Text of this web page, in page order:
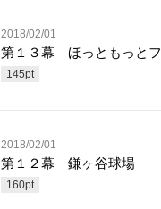
2018/02/01
第１３幕 ほっともっと
145pt
2018/02/01
第１２幕 鎌ヶ谷球場
160pt